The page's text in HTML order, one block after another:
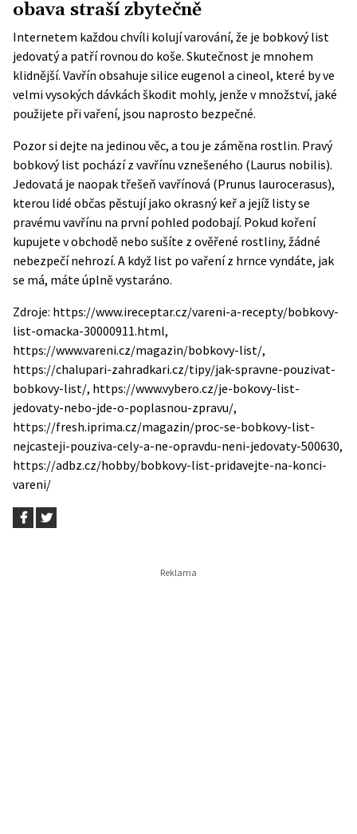
obava straší zbytečně
Internetem každou chvíli kolují varování, že je bobkový list
jedovatý a patří rovnou do koše. Skutečnost je mnohem
klidnější. Vavřín obsahuje silice eugenol a cineol, které by ve
velmi vysokých dávkách škodit mohly, jenže v množství, jaké
použijete při vaření, jsou naprosto bezpečné.
Pozor si dejte na jedinou věc, a tou je záměna rostlin. Pravý
bobkový list pochází z vavřínu vznešeného (Laurus nobilis).
Jedovatá je naopak třešeň vavřínová (Prunus laurocerasus),
kterou lidé občas pěstují jako okrasný keř a jejíž listy se
pravému vavřínu na první pohled podobají. Pokud koření
kupujete v obchodě nebo sušíte z ověřené rostliny, žádné
nebezpečí nehrozí. A když list po vaření z hrnce vyndáte, jak
se má, máte úplně vystaráno.
Zdroje: https://www.ireceptar.cz/vareni-a-recepty/bobkovy-
list-omacka-30000911.html,
https://www.vareni.cz/magazin/bobkovy-list/,
https://chalupari-zahradkari.cz/tipy/jak-spravne-pouzivat-
bobkovy-list/, https://www.vybero.cz/je-bokovy-list-
jedovaty-nebo-jde-o-poplasnou-zpravu/,
https://fresh.iprima.cz/magazin/proc-se-bobkovy-list-
nejcasteji-pouziva-cely-a-ne-opravdu-neni-jedovaty-500630,
https://adbz.cz/hobby/bobkovy-list-pridavejte-na-konci-
vareni/